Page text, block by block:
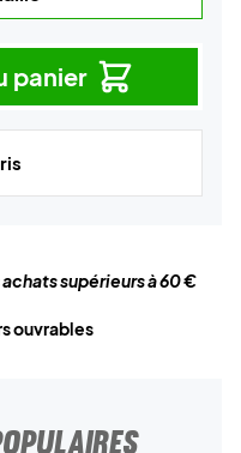
panier
supérieurs à 60 €
ouvrables